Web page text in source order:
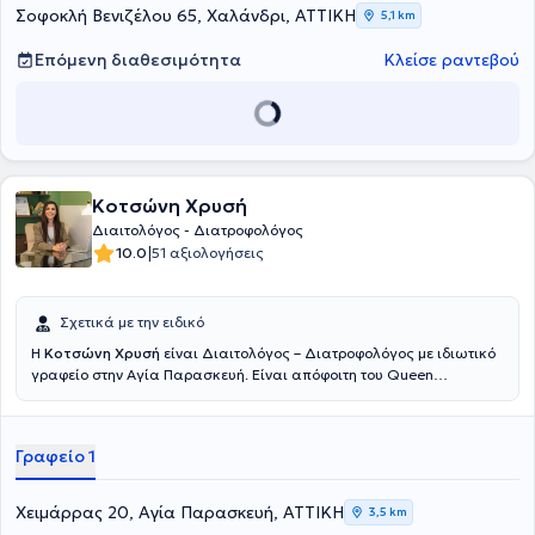
Σοφοκλή Βενιζέλου 65, Χαλάνδρι, ΑΤΤΙΚΗ 5,1 km
Επόμενη διαθεσιμότητα Κλείσε ραντεβού
Κοτσώνη Χρυσή
Διαιτολόγος - Διατροφολόγος
10.0|51 αξιολογήσεις
Σχετικά με την ειδικό
Η Κοτσώνη Χρυσή είναι Διαιτολόγος – Διατροφολόγος με ιδιωτικό
γραφείο στην Αγία Παρασκευή. Είναι απόφοιτη του Queen
(Ένωση Διαιτολόγων – Διατροφολόγων Ελλάδος) και του ΠΔΣ
πλαίσιο πρακτικής άσκησης στο Γενικό Νοσοκομείο Αθηνών
«Αλεξάνδρα», στο Μαιευτήριο «Έλενα Βενιζέλου» και στο Ιατρικό
Αθηνών. Ως Διαιτολόγος παρακολουθεί και συμμετέχει σε διάφορα
εκπαιδευτικά προγράμματα και σεμινάρια με σκοπό την συνεχή
Γραφείο 1
Χειμάρρας 20, Αγία Παρασκευή, ΑΤΤΙΚΗ 3,5 km